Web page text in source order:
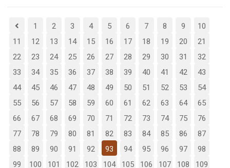
1 2 3 4 5 6 7 8 9
10
11
12 13 14 15 16 17 18 19 20
21
22
23 24 25 26 27 28 29 30 31
32
33
34 35 36 37 38 39 40 41 42
43
44
45 46 47 48 49 50 51 52 53
54
55
56 57 58 59 60 61 62 63 64
65
66
67 68 69 70 71 72 73 74 75
76
77
78 79 80 81 82 83 84 85 86
87
88
89 90 91 92 93 94 95 96 97
98
99
100 101 102 103 104 105 106 107 108 109